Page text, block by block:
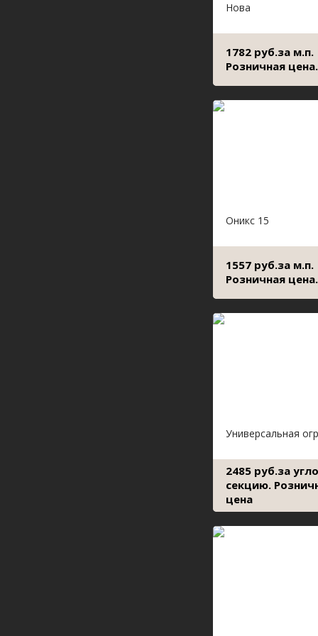
Нова
1782 руб.за м.п.
Розничная цена.
Оникс 15
1557 руб.за м.п.
Розничная цена.
Универсальная
2485 руб.за
секцию.
цена